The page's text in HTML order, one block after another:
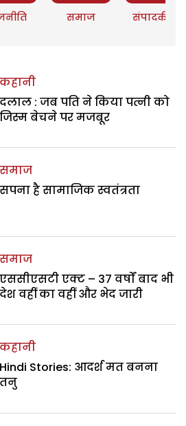
समाज संपादकीय
कहानी
दलाल : जब पति ने किया पत्नी को
जिस्म बेचने पर मजबूर
समाज
सपना है सामाजिक स्वतंत्रता
समाज
एससीएसटी एक्ट – 37 वर्षों बाद भी
देश वहीं का वहीं और भेद जारी
कहानी
Hindi Stories: आदर्श मत बनना
तनु